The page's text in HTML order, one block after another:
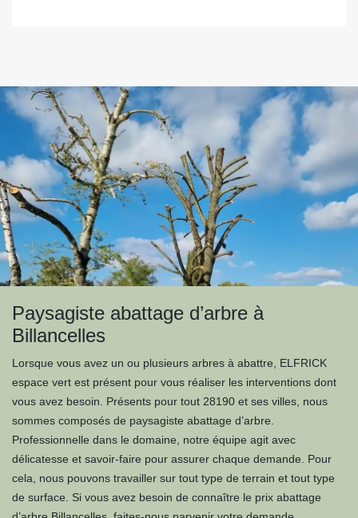
Paysagiste abattage d’arbre à
Billancelles
Lorsque vous avez un ou plusieurs arbres à abattre, ELFRICK
espace vert est présent pour vous réaliser les interventions dont
vous avez besoin. Présents pour tout 28190 et ses villes, nous
sommes composés de paysagiste abattage d’arbre.
Professionnelle dans le domaine, notre équipe agit avec
délicatesse et savoir-faire pour assurer chaque demande. Pour
cela, nous pouvons travailler sur tout type de terrain et tout type
de surface. Si vous avez besoin de connaître le prix abattage